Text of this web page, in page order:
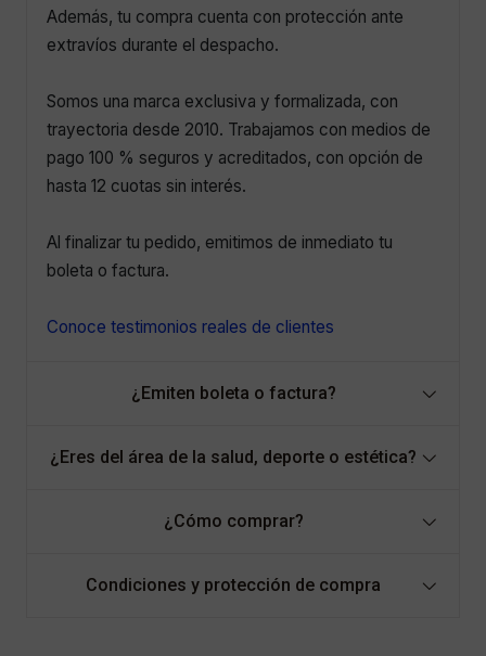
Además, tu compra cuenta con protección ante
extravíos durante el despacho.
Somos una marca exclusiva y formalizada, con
trayectoria desde 2010. Trabajamos con medios de
pago 100 % seguros y acreditados, con opción de
hasta 12 cuotas sin interés.
Al finalizar tu pedido, emitimos de inmediato tu
boleta o factura.
Conoce testimonios reales de clientes
¿Emiten boleta o factura?
¿Eres del área de la salud, deporte o estética?
¿Cómo comprar?
Condiciones y protección de compra